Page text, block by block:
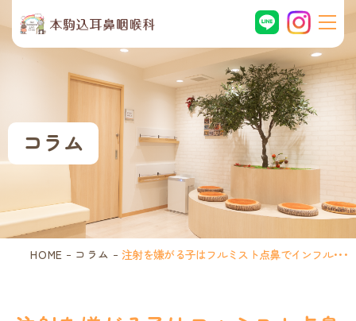
注
射
は
フ
ト
点
ン
コラム
HOME コラム 注射を嫌がる子はフルミスト点鼻でインフル･･･